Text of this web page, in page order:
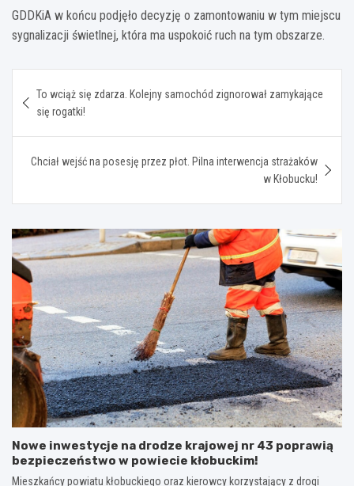
GDDKiA w końcu podjęło decyzję o zamontowaniu w tym miejscu
sygnalizacji świetlnej, która ma uspokoić ruch na tym obszarze.
wpisu
To wciąż się zdarza. Kolejny samochód zignorował zamykające
się rogatki!
Chciał wejść na posesję przez płot. Pilna interwencja strażaków
w Kłobucku!
Nowe inwestycje na drodze krajowej nr 43 poprawią
bezpieczeństwo w powiecie kłobuckim!
Mieszkańcy powiatu kłobuckiego oraz kierowcy korzystający z drogi